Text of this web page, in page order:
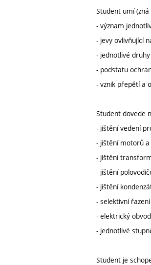
Student umí
- význam
- jevy ovlivňující
- jednotlivé
- podstatu
- vznik přepětí a
Student dovede
- jištění vedení
- jištění motorů
- jištění
- jištění
- jištění
- selektivní
- elektrický
- jednotlivé
Student je